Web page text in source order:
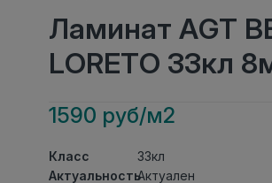
Ламинат AGT
LORETO 33кл
1590 руб/м2
Класс
33кл
АктуальностьАктуален